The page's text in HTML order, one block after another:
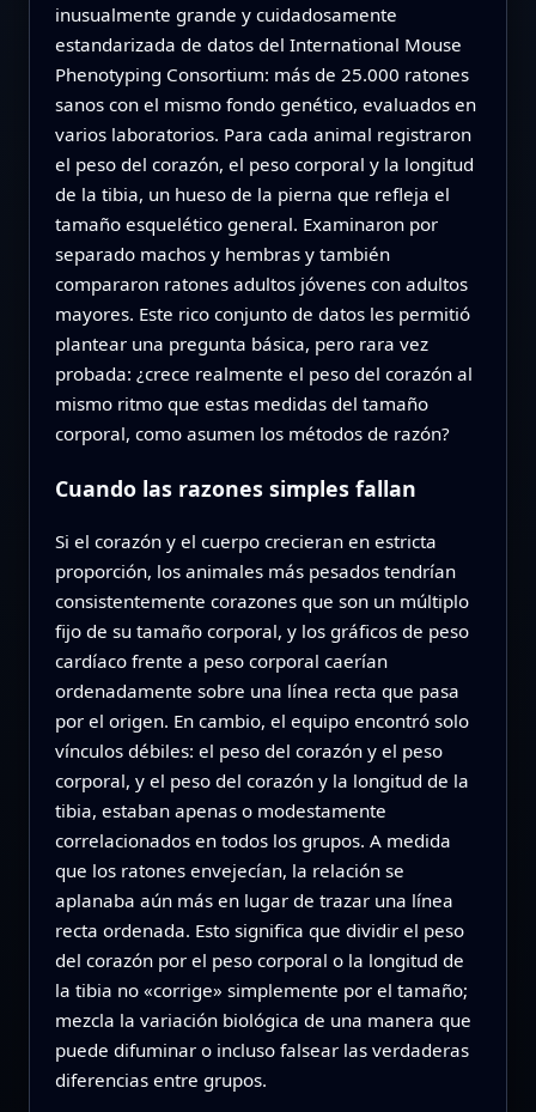
inusualmente grande y cuidadosamente
estandarizada de datos del International Mouse
Phenotyping Consortium: más de 25.000 ratones
sanos con el mismo fondo genético, evaluados en
varios laboratorios. Para cada animal registraron
el peso del corazón, el peso corporal y la longitud
de la tibia, un hueso de la pierna que refleja el
tamaño esquelético general. Examinaron por
separado machos y hembras y también
compararon ratones adultos jóvenes con adultos
mayores. Este rico conjunto de datos les permitió
plantear una pregunta básica, pero rara vez
probada: ¿crece realmente el peso del corazón al
mismo ritmo que estas medidas del tamaño
corporal, como asumen los métodos de razón?
Cuando las razones simples fallan
Si el corazón y el cuerpo crecieran en estricta
proporción, los animales más pesados tendrían
consistentemente corazones que son un múltiplo
fijo de su tamaño corporal, y los gráficos de peso
cardíaco frente a peso corporal caerían
ordenadamente sobre una línea recta que pasa
por el origen. En cambio, el equipo encontró solo
vínculos débiles: el peso del corazón y el peso
corporal, y el peso del corazón y la longitud de la
tibia, estaban apenas o modestamente
correlacionados en todos los grupos. A medida
que los ratones envejecían, la relación se
aplanaba aún más en lugar de trazar una línea
recta ordenada. Esto significa que dividir el peso
del corazón por el peso corporal o la longitud de
la tibia no «corrige» simplemente por el tamaño;
mezcla la variación biológica de una manera que
puede difuminar o incluso falsear las verdaderas
diferencias entre grupos.